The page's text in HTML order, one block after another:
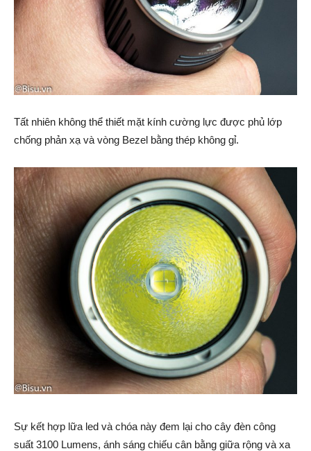
Tất nhiên không thể thiết mặt kính cường lực được phủ lớp
chống phản xạ và vòng Bezel bằng thép không gỉ.
Sự kết hợp lữa led và chóa này đem lại cho cây đèn công
suất 3100 Lumens, ánh sáng chiếu cân bằng giữa rộng và xa